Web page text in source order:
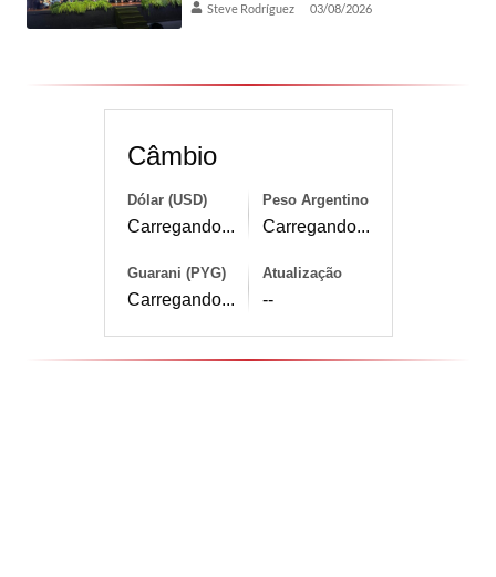
Steve Rodríguez 03/08/2026
Câmbio
Dólar (USD)
Carregando...
Peso Argentino
Carregando...
Guarani (PYG)
Carregando...
Atualização
--